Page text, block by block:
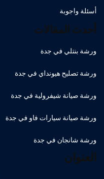
أسئلة واجوبة
أحدث المقالات
ورشة بنتلي في جدة
ورشة تصليح هيونداي في جدة
ورشة صيانة شيفرولية في جدة
ورشة صيانة سيارات فاو في جدة
ورشة شانجان في جدة
العنوان